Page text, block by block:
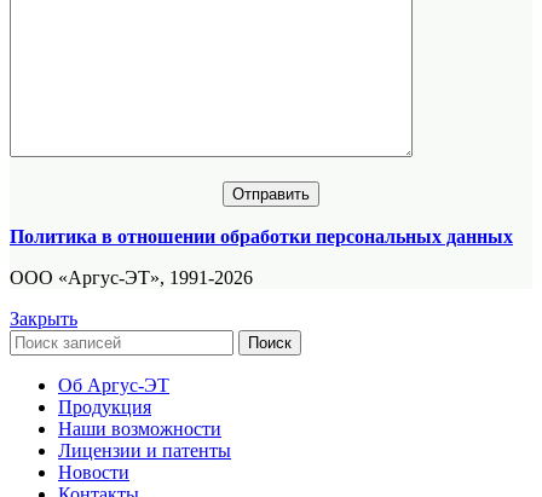
Политика в отношении обработки персональных данных
ООО «Аргус-ЭТ», 1991-2026
Закрыть
Поиск
Об Аргус-ЭТ
Продукция
Наши возможности
Лицензии и патенты
Новости